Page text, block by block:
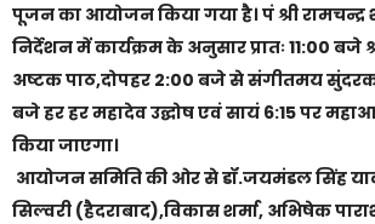
पूजन का आयोजन किया गया है। पं श्री रामचन्द्र
निर्देशन में कार्यक्रम के अनुसार प्रातः 11:00 बजे
अष्टक पाठ,दोपहर 2:00 बजे से संगीतमय
बजे हर हर महादेव उद्घोष एवं सायं 6:15 पर
किया जाएगा।
आयोजन समिति की ओर से डॉ.जयमंडल सिंह
सिल्वरी (हैदराबाद),विकास शर्मा, अभिषेक